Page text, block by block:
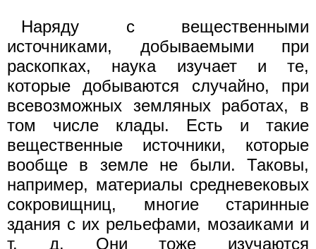
Наряду с вещественными
источниками, добываемыми при
раскопках, наука изучает и те,
которые добываются случайно, при
всевозможных земляных работах, в
том числе клады. Есть и такие
вещественные источники, которые
вообще в земле не были. Таковы,
например, материалы средневековых
сокровищниц, многие старинные
здания с их рельефами, мозаиками и
т. д. Они тоже изучаются